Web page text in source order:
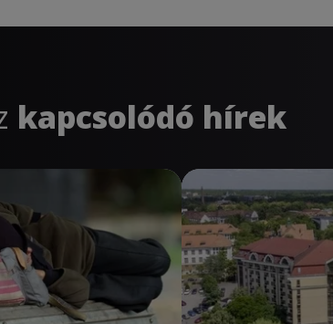
kapcsolódó hírek